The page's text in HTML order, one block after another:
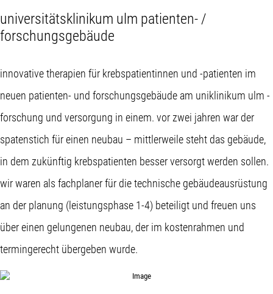
universitätsklinikum ulm patienten- /
forschungsgebäude
innovative therapien für krebspatientinnen und -patienten im
neuen patienten- und forschungsgebäude am uniklinikum ulm -
forschung und versorgung in einem. vor zwei jahren war der
spatenstich für einen neubau – mittlerweile steht das gebäude,
in dem zukünftig krebspatienten besser versorgt werden sollen.
wir waren als fachplaner für die technische gebäudeausrüstung
an der planung (leistungsphase 1-4) beteiligt und freuen uns
über einen gelungenen neubau, der im kostenrahmen und
termingerecht übergeben wurde.